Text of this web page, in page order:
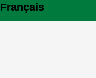
Français